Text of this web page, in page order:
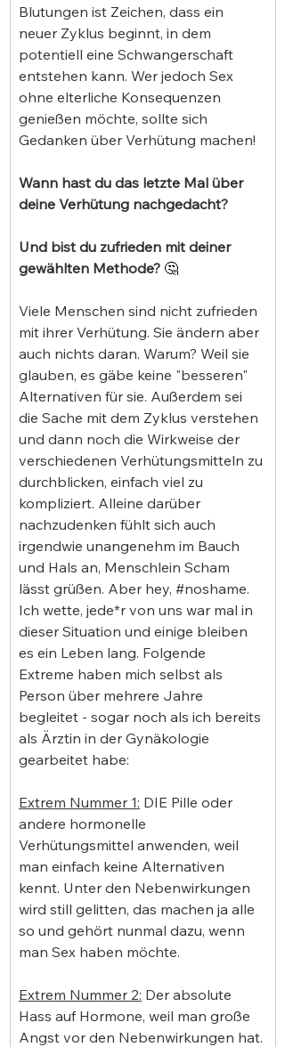
Blutungen ist Zeichen, dass ein
neuer Zyklus beginnt, in dem
potentiell eine Schwangerschaft
entstehen kann. Wer jedoch Sex
ohne elterliche Konsequenzen
genießen möchte, sollte sich
Gedanken über Verhütung machen!
Wann hast du das letzte Mal über
deine Verhütung nachgedacht?
Und bist du zufrieden mit deiner
gewählten Methode? 🤔
Viele Menschen sind nicht zufrieden
mit ihrer Verhütung. Sie ändern aber
auch nichts daran. Warum? Weil sie
glauben, es gäbe keine "besseren"
Alternativen für sie. Außerdem sei
die Sache mit dem Zyklus verstehen
und dann noch die Wirkweise der
verschiedenen Verhütungsmitteln zu
durchblicken, einfach viel zu
kompliziert. Alleine darüber
nachzudenken fühlt sich auch
irgendwie unangenehm im Bauch
und Hals an, Menschlein Scham
lässt grüßen. Aber hey, #noshame.
Ich wette, jede*r von uns war mal in
dieser Situation und einige bleiben
es ein Leben lang. Folgende
Extreme haben mich selbst als
Person über mehrere Jahre
begleitet - sogar noch als ich bereits
als Ärztin in der Gynäkologie
gearbeitet habe:
Extrem Nummer 1: DIE Pille oder
andere hormonelle
Verhütungsmittel anwenden, weil
man einfach keine Alternativen
kennt. Unter den Nebenwirkungen
wird still gelitten, das machen ja alle
so und gehört nunmal dazu, wenn
man Sex haben möchte.
Extrem Nummer 2: Der absolute
Hass auf Hormone, weil man große
Angst vor den Nebenwirkungen hat.